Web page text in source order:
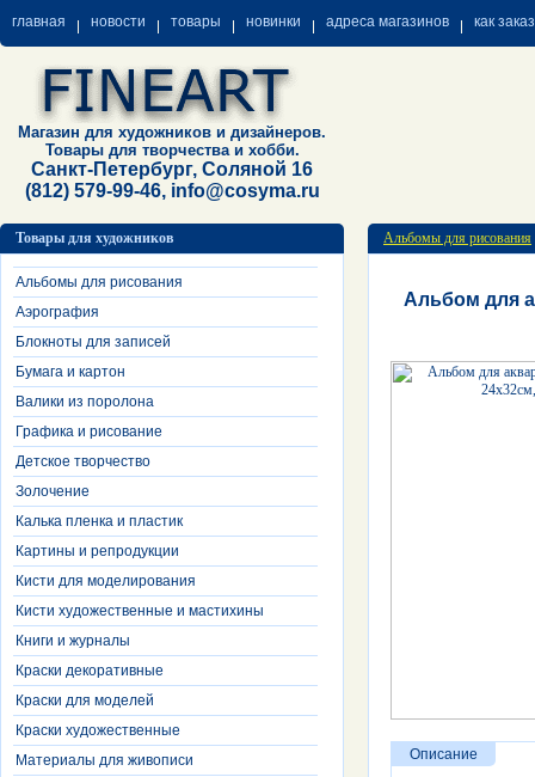
главная новости товары новинки адреса магазинов как
Магазин для художников и дизайнеров.
Товары для творчества и хобби.
Санкт-Петербург, Соляной 16
(812) 579-99-46, info@cosyma.ru
Товары для художников
Альбомы для рисования
Аэрография
Блокноты для записей
Бумага и картон
Валики из поролона
Графика и рисование
Детское творчество
Золочение
Калька пленка и пластик
Картины и репродукции
Кисти для моделирования
Кисти художественные и мастихины
Книги и журналы
Краски декоративные
Краски для моделей
Краски художественные
Материалы для живописи
Альбомы для рисования
Альбом для
Описание